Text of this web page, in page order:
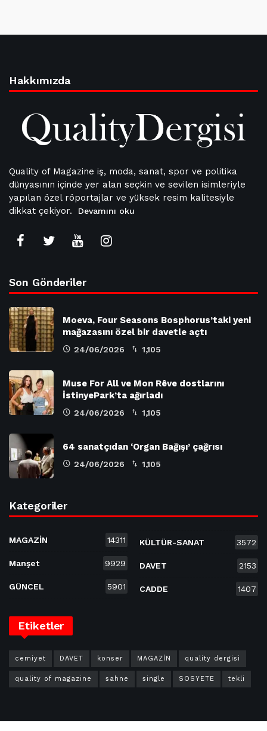
Hakkımızda
Quality of Magazine iş, moda, sanat, spor ve politika
dünyasının içinde yer alan seçkin ve sevilen isimleriyle
yapılan özel röportajlar ve yüksek resim kalitesiyle
dikkat çekiyor.
Devamını oku
Son Gönderiler
Moeva, Four Seasons Bosphorus’taki yeni
mağazasını özel bir davetle açtı
24/06/2026 1,105
Muse For All ve Mon Rêve dostlarını
İstinyePark’ta ağırladı
24/06/2026 1,105
64 sanatçıdan ‘Organ Bağışı’ çağrısı
24/06/2026 1,105
Kategoriler
MAGAZİN 14311
Manşet 9929
GÜNCEL 5901
KÜLTÜR-SANAT 3572
DAVET 2153
CADDE 1407
Etiketler
cemiyet DAVET konser MAGAZİN quality dergisi
quality of magazine sahne single SOSYETE tekli